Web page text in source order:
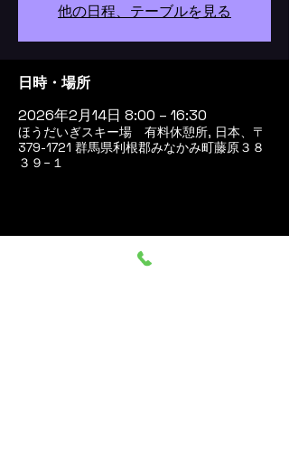
他の日程、テーブルを見る
日時・場所
2026年2月14日 8:00 – 16:30
ほうだいぎスキー場 有料休憩所, 日本、〒
379-1721 群馬県利根郡みなかみ町藤原３８
３９−１
このイベントをシェア